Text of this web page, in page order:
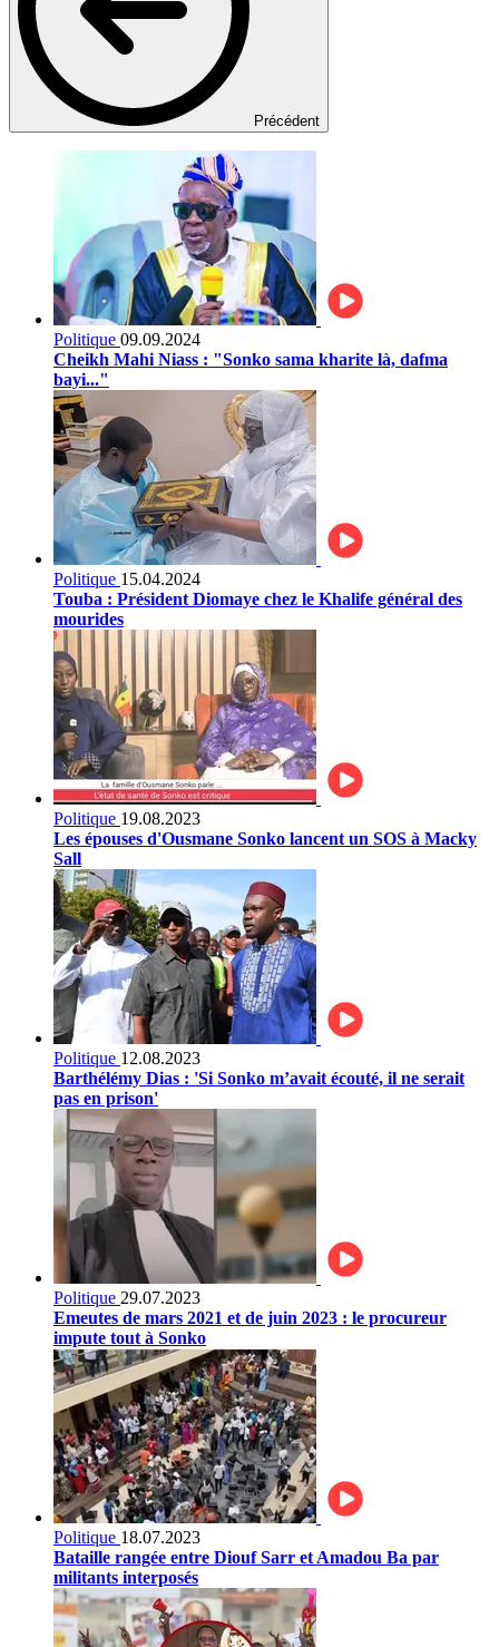
Précédent
Politique 09.09.2024
Cheikh Mahi Niass : "Sonko sama kharite là, dafma
bayi..."
Politique 15.04.2024
Touba : Président Diomaye chez le Khalife général des
mourides
Politique 19.08.2023
Les épouses d'Ousmane Sonko lancent un SOS à Macky
Sall
Politique 12.08.2023
Barthélémy Dias : 'Si Sonko m’avait écouté, il ne serait
pas en prison'
Politique 29.07.2023
Emeutes de mars 2021 et de juin 2023 : le procureur
impute tout à Sonko
Politique 18.07.2023
Bataille rangée entre Diouf Sarr et Amadou Ba par
militants interposés